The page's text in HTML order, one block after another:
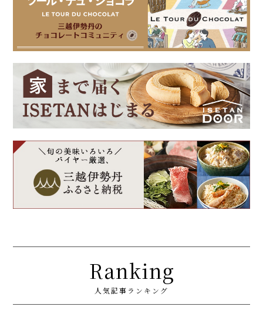
Ranking
人気記事ランキング